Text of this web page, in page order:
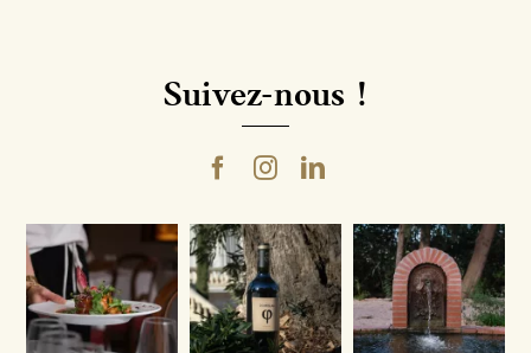
Suivez-nous !